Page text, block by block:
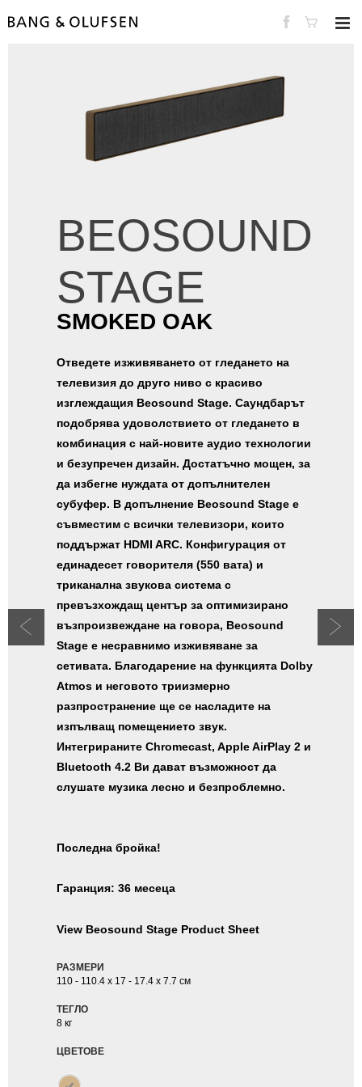
BEOSOUND
STAGE
SMOKED OAK
Отведете изживяването от гледането на
телевизия до друго ниво с красиво
изглеждащия Beosound Stage. Саундбарът
подобрява удоволствието от гледането в
комбинация с най-новите аудио технологии
и безупречен дизайн. Достатъчно мощен, за
да избегне нуждата от допълнителен
субуфер. В допълнение Beosound Stage е
съвместим с всички телевизори, които
поддържат HDMI ARC. Конфигурация от
единадесет говорителя (550 вата) и
триканална звукова система с
превъзхождащ център за оптимизирано
възпроизвеждане на говора, Beosound
Stage е несравнимо изживяване за
сетивата. Благодарение на функцията Dolby
Atmos и неговото триизмерно
разпространение ще се насладите на
изпълващ помещението звук.
Интегрираните Chromecast, Apple AirPlay 2 и
Bluetooth 4.2 Ви дават възможност да
слушате музика лесно и безпроблемно.
Последна бройка!
Гаранция: 36 месеца
View Beosound Stage Product Sheet
РАЗМЕРИ
110 - 110.4 x 17 - 17.4 x 7.7 см
ТЕГЛО
8 кг
ЦВЕТОВЕ